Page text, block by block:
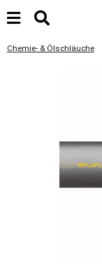
Chemie- & Ölschläuche